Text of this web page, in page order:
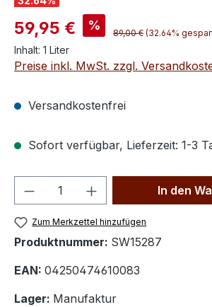
Verkaufspreis:
59,95 € % Regulärer Preis:
89,00 € (32.64%
Inhalt: 1 Liter
Preise inkl. MwSt. zzgl.
Versandkostenfrei
Sofort verfügbar, Lieferzeit: 1-3
Produkt Anzahl: GibIn den
Zum Merkzettel hinzufügen
Produktnummer: SW15287
EAN: 04250474610083
Lager: Manufaktur